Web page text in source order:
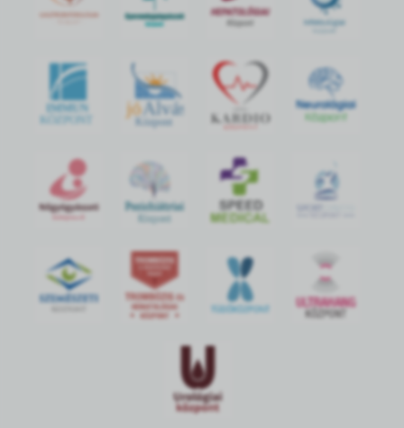
IMMUN
KÖZPONT
jó Alvás
Központ